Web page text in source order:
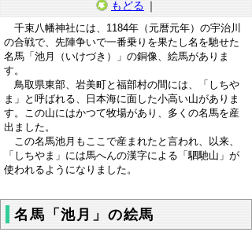
もどる ｜
千束八幡神社には、1184年（元暦元年）の宇治川
の合戦で、先陣争いで一番乗りを果たし名を馳せた
名馬「池月（いけづき）」の銅像、絵馬がありま
す。
鳥取県東部、岩美町と福部村の間には、「しちや
ま」と呼ばれる、日本海に面した小高い山がありま
す。この山にはかつて牧場があり、多くの名馬を産
出ました。
この名馬池月もここで産まれたと言われ、以来、
「しちやま」には馬へんの漢字による「駟馳山」が
使われるようになりました。
名馬「池月」の絵馬